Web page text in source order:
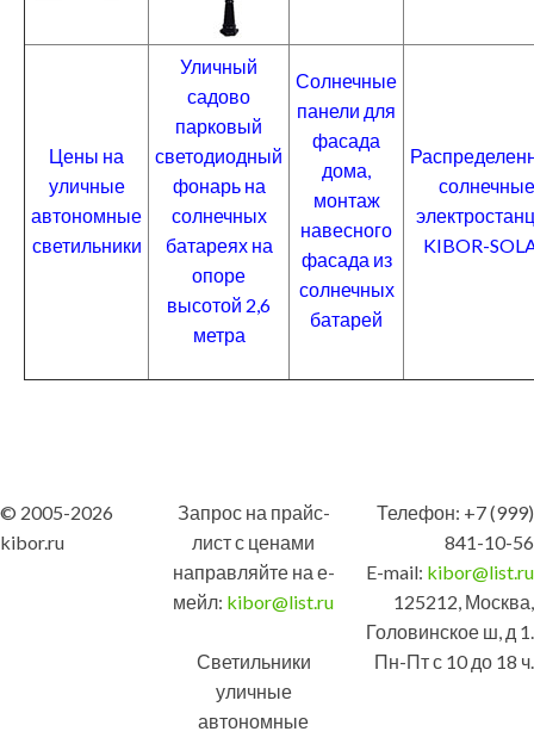
Цены на
уличные
автономные
светильники
Уличный
садово
парковый
светодиодный
фонарь на
солнечных
батареях на
опоре
высотой 2,6
метра
Солнечные
панели для
фасада
дома,
монтаж
навесного
фасада из
солнечных
батарей
солнечные
KIBOR-
© 2005-2026
kibor.ru
Запрос на прайс-
лист с ценами
направляйте на е-
мейл: kibor@list.ru
Светильники
уличные
автономные
Телефон: +7 (999)
841-10-56
E-mail: kibor@list.ru
125212, Москва,
Головинское ш, д 1.
Пн-Пт с 10 до 18 ч.